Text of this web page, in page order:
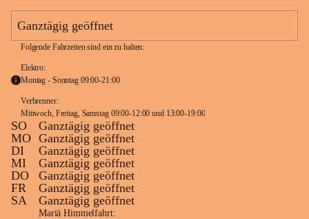
m
Ganztägig geöffnet
Folgende Fahrzeiten sind ein zu halten:
Elektro:
Montag - Sonntag 09:00-21:00
Verbrenner:
Mittwoch, Freitag, Samstag 09:00-12:00 und 13:00-19:00
SO
Ganztägig geöffnet
MO Ganztägig geöffnet
DI
Ganztägig geöffnet
MI
Ganztägig geöffnet
DO
Ganztägig geöffnet
FR
Ganztägig geöffnet
SA
Ganztägig geöffnet
Mariä Himmelfahrt: